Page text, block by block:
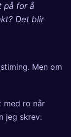
på for å
Det blir
Men om
med ro når
jeg skrev: